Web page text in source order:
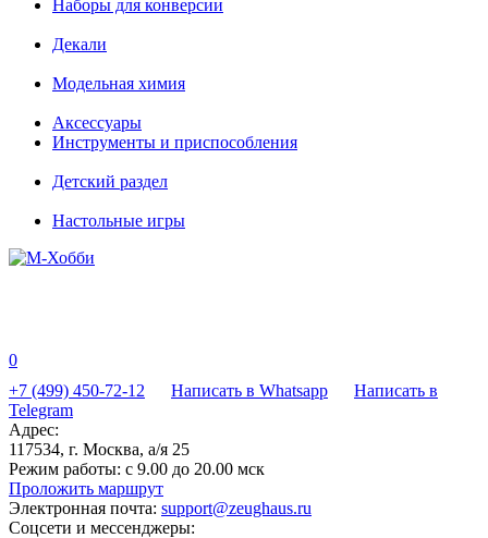
Наборы для конверсии
Декали
Модельная химия
Аксессуары
Инструменты и приспособления
Детский раздел
Настольные игры
0
+7 (499) 450-72-12
Написать в Whatsapp
Написать в
Telegram
Адрес:
117534, г. Москва, а/я 25
Режим работы: с 9.00 до 20.00 мск
Проложить маршрут
Электронная почта: support@zeughaus.ru
Соцсети и мессенджеры: